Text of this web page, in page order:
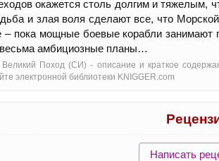
окажется столь долгим и тяжелым,
и злая воля сделают все, что
пока мощные боевые корабли занимают
амбициозные планы…
Поход (СИ) - oписание и краткое
электронной библиотеки KNIGGER.com
Написать